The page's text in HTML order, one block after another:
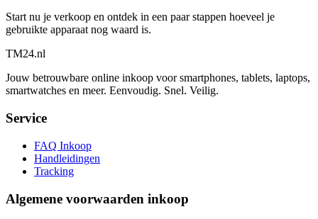
Start nu je verkoop en ontdek in een paar stappen hoeveel je
gebruikte apparaat nog waard is.
TM24.nl
Jouw betrouwbare online inkoop voor smartphones, tablets, laptops,
smartwatches en meer. Eenvoudig. Snel. Veilig.
Service
FAQ Inkoop
Handleidingen
Tracking
Algemene voorwaarden inkoop